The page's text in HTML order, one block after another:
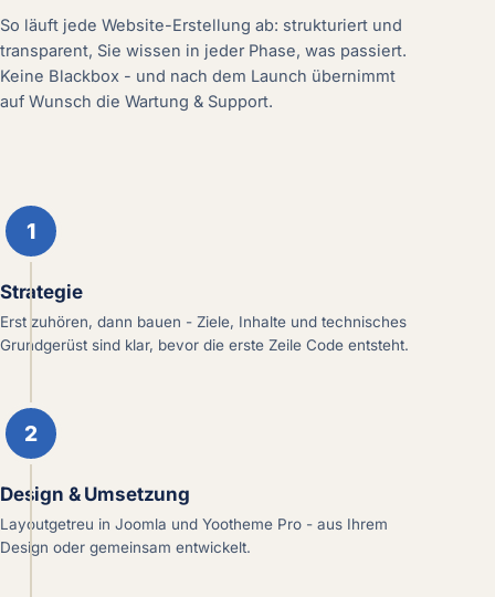
So läuft jede Website-Erstellung ab: strukturiert und
transparent, Sie wissen in jeder Phase, was passiert.
Keine Blackbox - und nach dem Launch übernimmt
auf Wunsch die Wartung & Support.
1
Strategie
Erst zuhören, dann bauen - Ziele, Inhalte und technisches
Grundgerüst sind klar, bevor die erste Zeile Code entsteht.
2
Design & Umsetzung
Layoutgetreu in Joomla und Yootheme Pro - aus Ihrem
Design oder gemeinsam entwickelt.